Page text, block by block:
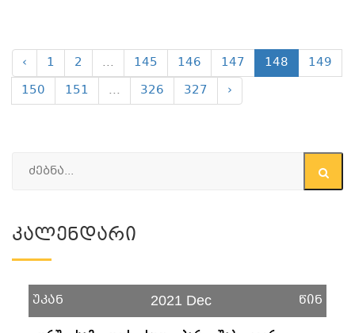
‹ 1 2 ... 145 146 147 148
149
150
151 ... 326 327 ›
Კალენდარი
უკან 2021 Dec წინ